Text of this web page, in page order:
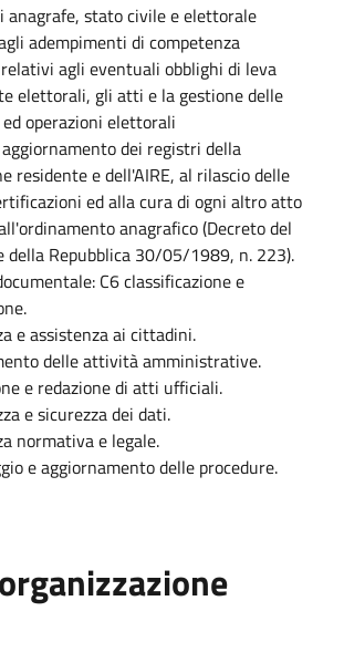
anagrafe, stato civile e elettorale
adempimenti di competenza
agli eventuali obblighi di leva
elettorali, gli atti e la gestione delle
operazioni elettorali
dei registri della
residente e dell'AIRE, al rilascio delle
ed alla cura di ogni altro atto
anagrafico (Decreto del
della Repubblica 30/05/1989, n. 223).
C6 classificazione e
e assistenza ai cittadini.
delle attività amministrative.
e redazione di atti ufficiali.
e sicurezza dei dati.
normativa e legale.
e aggiornamento delle procedure.